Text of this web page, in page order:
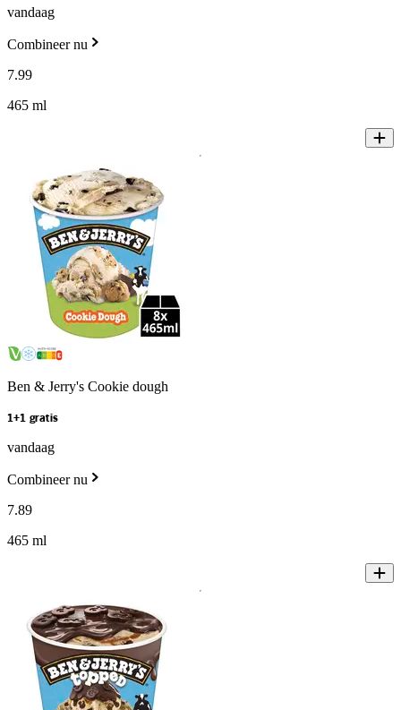
vandaag
Combineer nu
7.99
465 ml
Ben & Jerry's Cookie dough
1+1 gratis
vandaag
Combineer nu
7.89
465 ml